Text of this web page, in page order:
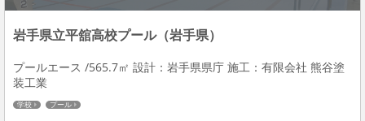
岩手県立平舘高校プール（岩手県）
プールエース /565.7㎡ 設計：岩手県県庁 施工：有限会社 熊谷塗
装工業
学校 プール